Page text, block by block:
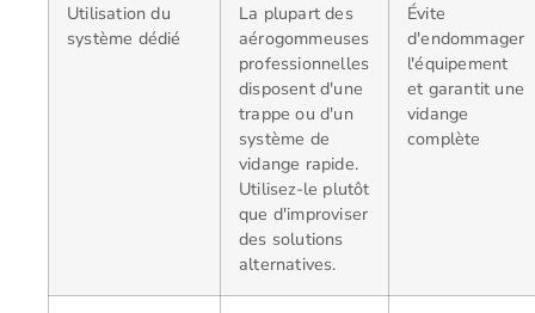
Utilisation du
système dédié
La plupart des
aérogommeuses
professionnelles
disposent d'une
trappe ou d'un
système de
vidange rapide.
Utilisez-le plutôt
que d'improviser
des solutions
alternatives.
Évite
d'endommager
l'équipement
et garantit une
vidange
complète